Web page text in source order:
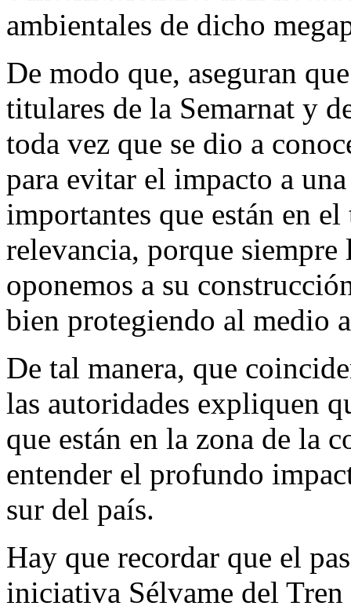
ambientales de dicho
De modo que, aseguran
titulares de la Semarnat y
toda vez que se dio a
para evitar el impacto a
importantes que están en
relevancia, porque
oponemos a su
bien protegiendo al medio
De tal manera, que
las autoridades expliquen
que están en la zona de la
entender el profundo
sur del país.
Hay que recordar que el
iniciativa Sélvame del